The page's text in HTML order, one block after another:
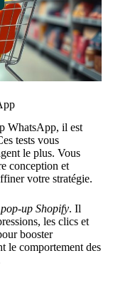
WhatsApp, il est
tests vous
le plus. Vous
conception et
votre stratégie.
up Shopify. Il
les clics et
booster
le comportement des